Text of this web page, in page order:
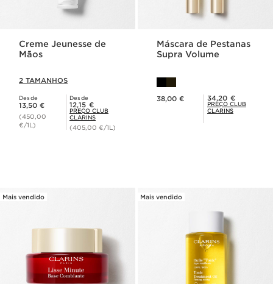
Creme Jeunesse de
Mãos
2 TAMANHOS
Desde
Preço atual 13,50 €
13,50 €
(450,00
€/1L)
Desde
Preço Club Clarins 12,15 €
12,15 €
PREÇO CLUB
CLARINS
(405,00 €/1L)
Máscara de Pestanas
Supra Volume
38,00 € Preço Club Clarins 34,20 €
34,20 €
PREÇO CLUB
CLARINS
Mais vendido Mais vendido